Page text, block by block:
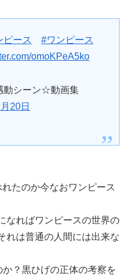
ピース
#ワンピース
omoKPeA5ko
動シーン☆動画集
20日
たのか今なおワンピース
なればワンピースの世界の
れは普通の人間には出来な
か？黒ひげの正体の考察を